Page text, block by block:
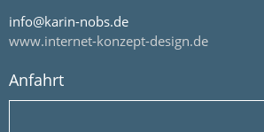
info@karin-nobs.de
www.internet-konzept-design.de
Anfahrt